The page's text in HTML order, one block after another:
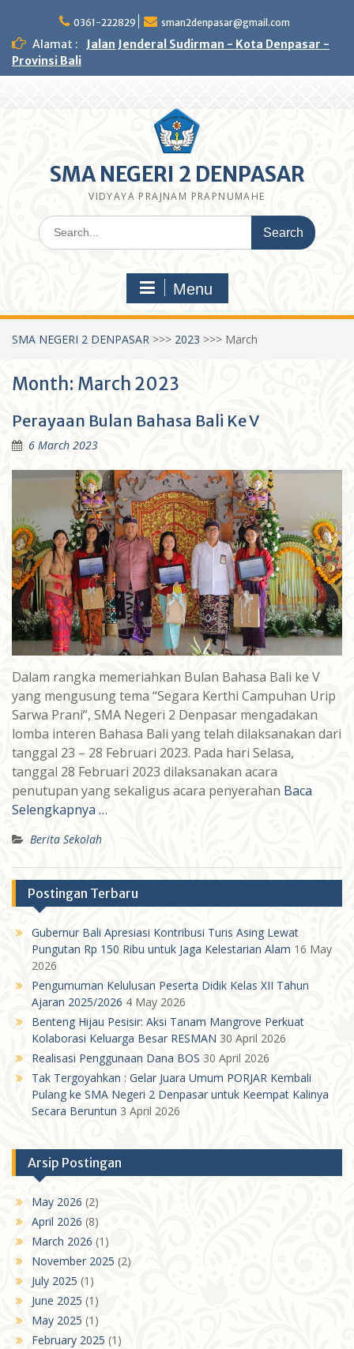
content
0361-222829 sman2denpasar@gmail.com
Alamat :
Jalan Jenderal Sudirman - Kota Denpasar -
Provinsi Bali
SMA NEGERI 2 DENPASAR
VIDYAYA PRAJNAM PRAPNUMAHE
Search
for:
Menu
SMA NEGERI 2 DENPASAR >>> 2023 >>> March
Month: March 2023
Perayaan Bulan Bahasa Bali Ke V
6 March 2023
Dalam rangka memeriahkan Bulan Bahasa Bali ke V
yang mengusung tema “Segara Kerthi Campuhan Urip
Sarwa Prani”, SMA Negeri 2 Denpasar mengadakan
lomba interen Bahasa Bali yang telah dilaksanakan dari
tanggal 23 – 28 Februari 2023. Pada hari Selasa,
tanggal 28 Februari 2023 dilaksanakan acara
penutupan yang sekaligus acara penyerahan Baca
Selengkapnya …
Berita Sekolah
Postingan Terbaru
Gubernur Bali Apresiasi Kontribusi Turis Asing Lewat
Pungutan Rp 150 Ribu untuk Jaga Kelestarian Alam 16 May
2026
Pengumuman Kelulusan Peserta Didik Kelas XII Tahun
Ajaran 2025/2026 4 May 2026
Benteng Hijau Pesisir: Aksi Tanam Mangrove Perkuat
Kolaborasi Keluarga Besar RESMAN 30 April 2026
Realisasi Penggunaan Dana BOS 30 April 2026
Tak Tergoyahkan : Gelar Juara Umum PORJAR Kembali
Pulang ke SMA Negeri 2 Denpasar untuk Keempat Kalinya
Secara Beruntun 3 April 2026
Arsip Postingan
May 2026 (2)
April 2026 (8)
March 2026 (1)
November 2025 (2)
July 2025 (1)
June 2025 (1)
May 2025 (1)
February 2025 (1)